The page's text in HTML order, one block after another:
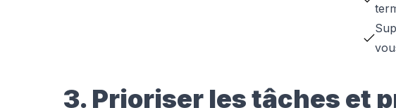
3. Prioriser les tâches et